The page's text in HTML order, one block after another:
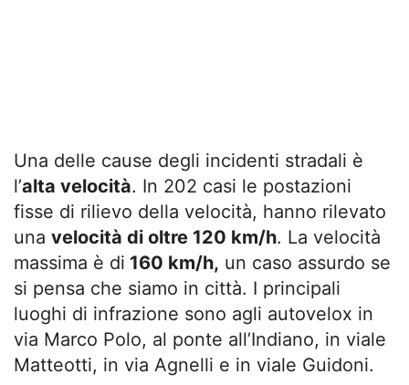
Una delle cause degli incidenti stradali è
l’alta velocità. In 202 casi le postazioni
fisse di rilievo della velocità, hanno rilevato
una velocità di oltre 120 km/h. La velocità
massima è di 160 km/h, un caso assurdo se
si pensa che siamo in città. I principali
luoghi di infrazione sono agli autovelox in
via Marco Polo, al ponte all’Indiano, in viale
Matteotti, in via Agnelli e in viale Guidoni.